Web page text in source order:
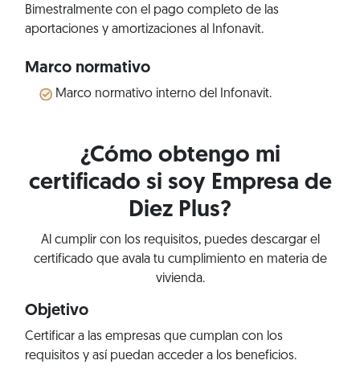
Bimestralmente con el pago completo de las
aportaciones y amortizaciones al Infonavit.
Marco normativo
Marco normativo interno del Infonavit.
¿Cómo obtengo mi
certificado si soy Empresa de
Diez Plus?
Al cumplir con los requisitos, puedes descargar el
certificado que avala tu cumplimiento en materia de
vivienda.
Objetivo
Certificar a las empresas que cumplan con los
requisitos y así puedan acceder a los beneficios.